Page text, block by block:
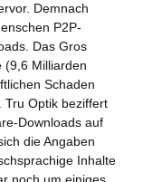
Demnach
P2P-
Das Gros
(9,6 Milliarden
Schaden
Tru Optik beziffert
Downloads auf
die Angaben
Inhalte